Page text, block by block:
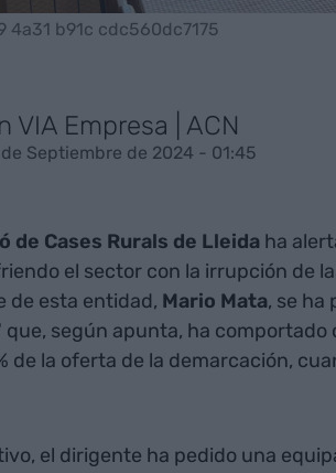
4a31 b91c cdc560dc7175
VIA Empresa | ACN
Septiembre de 2024 - 01:45
de Cases Rurals de Lleidaha
el sector con la irrupción de
de esta entidad, Mario Mata, se ha
que, según apunta, ha
de la oferta de la demarcación,
el dirigente ha pedido una